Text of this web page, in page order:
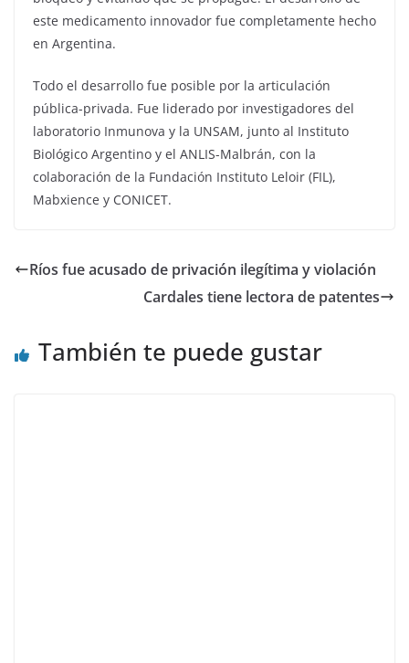
este medicamento innovador fue completamente hecho
en Argentina.
Todo el desarrollo fue posible por la articulación
pública-privada. Fue liderado por investigadores del
laboratorio Inmunova y la UNSAM, junto al Instituto
Biológico Argentino y el ANLIS-Malbrán, con la
colaboración de la Fundación Instituto Leloir (FIL),
Mabxience y CONICET.
Ríos fue acusado de privación ilegítima y violación
Cardales tiene lectora de patentes
También te puede gustar